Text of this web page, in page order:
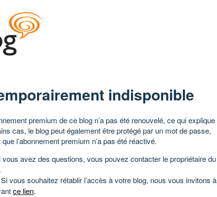
indisponible
premium de ce blog n’a pas été renouvelé, ce qui explique
cas, le blog peut également être protégé par un mot de passe,
l’abonnement premium n’a pas été réactivé.
vous avez des questions, vous pouvez contacter le propriétaire du
.
vous souhaitez rétablir l’accès à votre blog, nous vous invitons à
ce lien.